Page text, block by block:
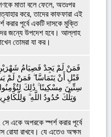
মাতা বলে ফেলে, অতঃপর
করে, তাদের কাফফারা এই
করার পূর্বে একটি দাসকে মুক্তি
জন্যে উপদেশ হবে। আল্লাহ
তোমরা যা কর।
فَمَنْ لَمْ يَجِدْ فَصِيَامُ
قَبْلِ أَنْ يَتَمَاسَّا ۖ فَمَنْ لَمْ
سِتِّينَ مِسْكِينًا ۚ ذَٰلِكَ
وَتِلْكَ حُدُودُ اللَّهِ
সে একে অপরকে স্পর্শ করার পূর্বে
রোযা রাখবে। যে এতেও অক্ষম